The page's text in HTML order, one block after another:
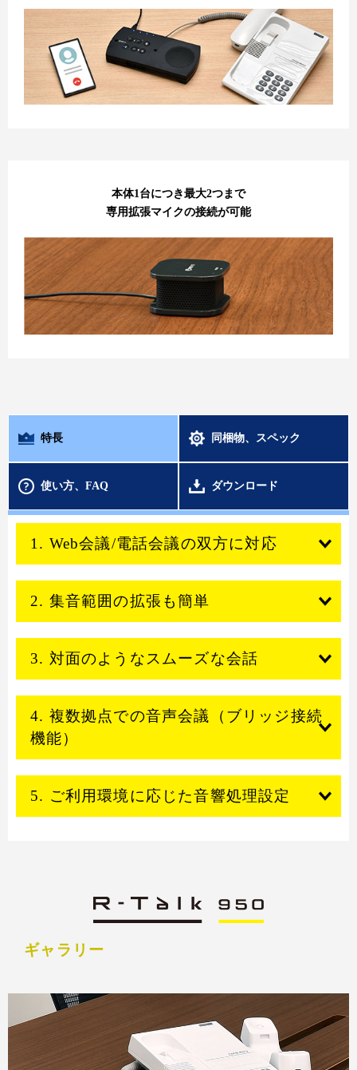
本体1台につき最大2つまで
専用拡張マイクの接続が可能
特長 同梱物、スペック
使い方、FAQ ダウンロード
1. Web会議/電話会議の双方に対応
2. 集音範囲の拡張も簡単
3. 対面のようなスムーズな会話
4. 複数拠点での音声会議（ブリッジ接続
機能）
5. ご利用環境に応じた音響処理設定
ギャラリー